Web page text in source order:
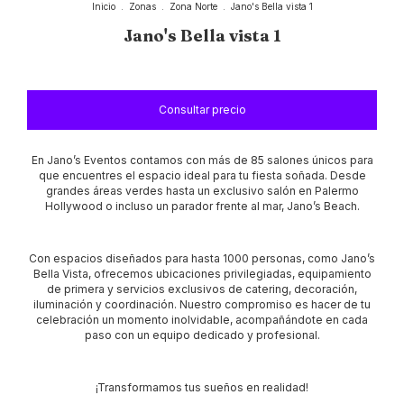
Inicio . Zonas . Zona Norte . Jano's Bella vista 1
Jano's Bella vista 1
En Jano’s Eventos contamos con más de 85 salones únicos para
que encuentres el espacio ideal para tu fiesta soñada. Desde
grandes áreas verdes hasta un exclusivo salón en Palermo
Hollywood o incluso un parador frente al mar, Jano’s Beach.
Con espacios diseñados para hasta 1000 personas, como Jano’s
Bella Vista, ofrecemos ubicaciones privilegiadas, equipamiento
de primera y servicios exclusivos de catering, decoración,
iluminación y coordinación. Nuestro compromiso es hacer de tu
celebración un momento inolvidable, acompañándote en cada
paso con un equipo dedicado y profesional.
¡Transformamos tus sueños en realidad!